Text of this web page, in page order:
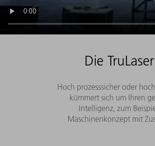
Die
Hoch prozesssicher oder
kümmert sich um Ihren
Intelligenz, zum
Maschinenkonzept mit